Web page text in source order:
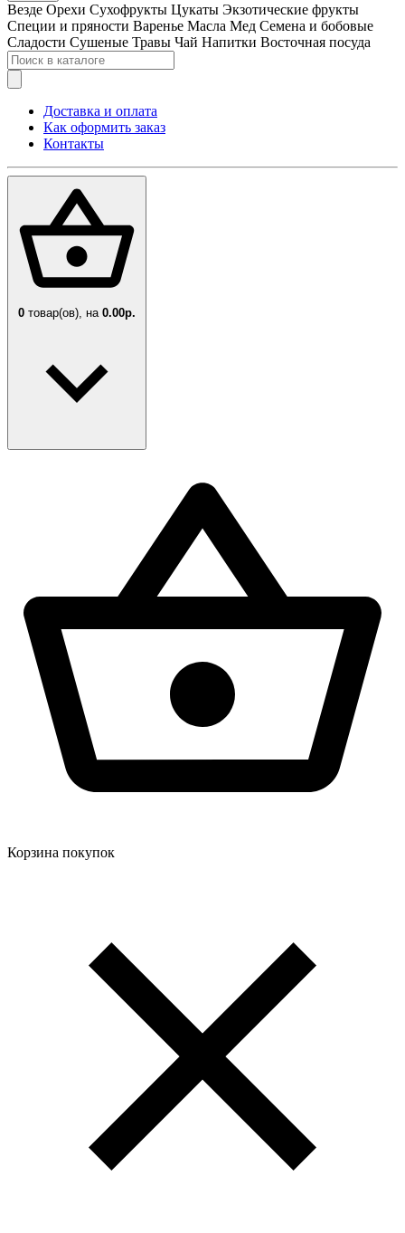
Везде Орехи Сухофрукты Цукаты Экзотические фрукты
Специи и пряности Варенье Масла Мед Семена и бобовые
Сладости Сушеные Травы Чай Напитки Восточная посуда
Доставка и оплата
Как оформить заказ
Контакты
0 товар(ов), на 0.00р.
Корзина покупок